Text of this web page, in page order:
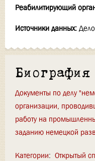
Реабилитирующий
Источники данных:
Биография
Документы по делу
организации,
работу на
заданию немецкой
Категории: Открытый